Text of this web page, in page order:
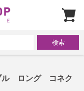
ル ロング コネク